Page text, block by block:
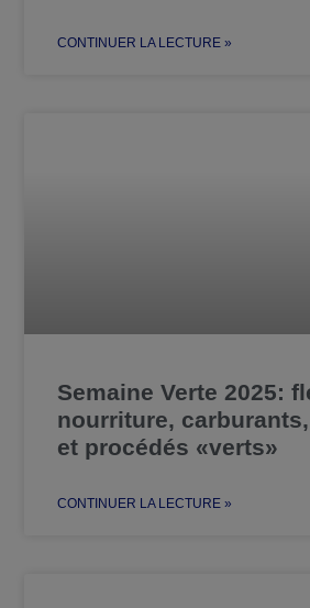
CONTINUER LA LECTURE »
Semaine Verte 2025:
nourriture,
et procédés «verts»
CONTINUER LA LECTURE »